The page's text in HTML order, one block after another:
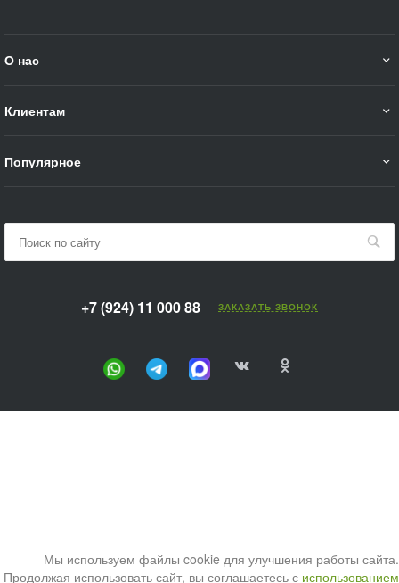
О нас
Клиентам
Популярное
+7 (924) 11 000 88 ЗАКАЗАТЬ ЗВОНОК
Мы используем файлы cookie для улучшения работы сайта.
Продолжая использовать сайт, вы соглашаетесь с использованием